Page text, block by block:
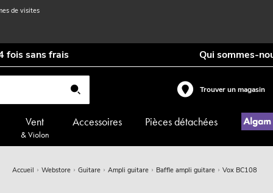
de visites
fois sans frais Qui sommes-
Trouver un magasin
Vent
& Violon
Accessoires Pièces détachées
Accueil Webstore Guitare Ampli guitare Baffle ampli guitare Vox BC108